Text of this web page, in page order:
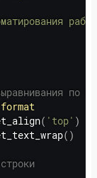
по
format
( 'top' )
( )